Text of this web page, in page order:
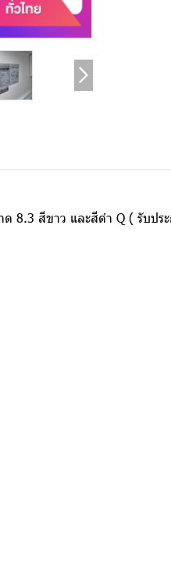
ด 8.3 สีขาว และสีดำ Q ( รับป